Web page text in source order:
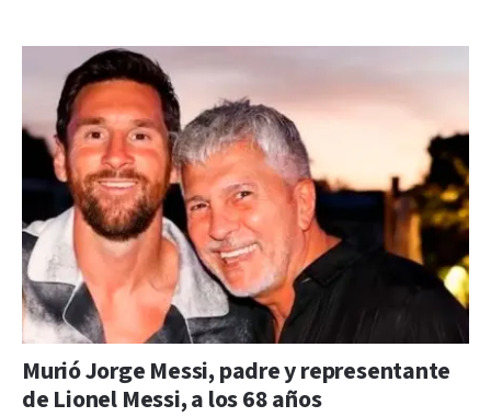
Murió Jorge Messi, padre y representante
de Lionel Messi, a los 68 años